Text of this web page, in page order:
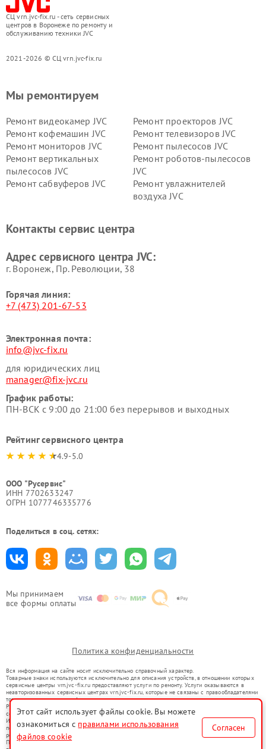
СЦ vrn.jvc-fix.ru - сеть сервисных
центров в Воронеже по ремонту и
обслуживанию техники JVC
2021-2026 © СЦ vrn.jvc-fix.ru
Мы принимаем
все формы оплаты
Мы ремонтируем
Ремонт видеокамер JVC
Ремонт проекторов JVC
Ремонт кофемашин JVC
Ремонт телевизоров JVC
Ремонт мониторов JVC
Ремонт пылесосов JVC
Ремонт вертикальных
пылесосов JVC
Ремонт роботов-пылесосов
JVC
Ремонт сабвуферов JVC
Ремонт увлажнителей
воздуха JVC
Контакты сервис центра
Адрес сервисного центра JVC:
г. Воронеж, Пр. Революции, 38
Горячая линия:
+7 (473) 201-67-53
Электронная почта:
info@jvc-fix.ru
для юридических лиц
manager@fix-jvc.ru
График работы:
ПН-ВСК с 9:00 до 21:00 без перерывов и выходных
Рейтинг сервисного центра
4.9-5.0
ООО "Русервис"
ИНН 7702633247
ОГРН 1077746335776
Поделиться в соц. сетях:
Политика конфиденциальности
Вся информация на сайте носит исключительно справочный характер.
Товарные знаки используются исключительно для описания устройств, в отношении которых
сервисные центры vrn.jvc-fix.ru предоставляют услуги по ремонту. Услуги оказываются в
неавторизованных сервисных центрах vrn.jvc-fix.ru, которые не связаны с правообладателями
товарных знаков или их официальными представителями.
Ремонт осуществляется для устройств, уже введенных в гражданский оборот в соответствии
со статьей 1487 ГК РФ.
Использование товарных знаков не преследует цели индивидуализации услуг или введения
потребителей в заблуждение, а служит для информирования о предоставляемых услугах по
ремонту техники указанных брендов.
Представленная на сайте информация не является публичной офертой, определяемой
Этот сайт использует файлы cookie. Вы можете
ознакомиться с правилами использования
файлов cookie
Согласен